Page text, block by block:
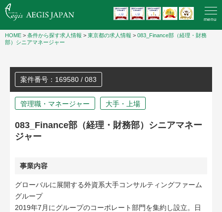
menu
HOME > 条件から探す求人情報 > 東京都の求人情報 > 083_Finance部（経理・財務
部）シニアマネージャー
案件番号：169580 / 083
管理職・マネージャー 大手・上場
083_Finance部（経理・財務部）シニアマネー
ジャー
事業内容
グローバルに展開する外資系大手コンサルティングファーム
グループ
2019年7月にグループのコーポレート部門を集約し設立。日